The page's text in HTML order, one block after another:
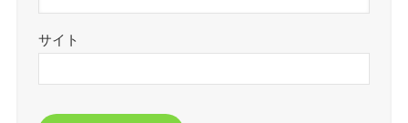
サイト